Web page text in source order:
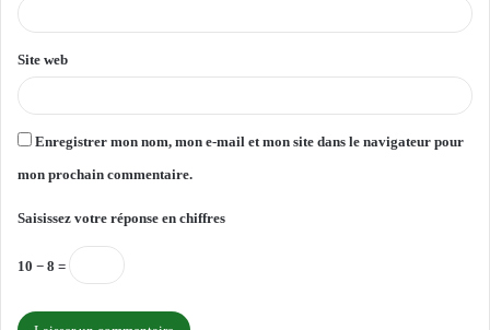
*
Site web
Enregistrer mon nom, mon e-mail et mon site dans le navigateur pour
mon prochain commentaire.
Saisissez votre réponse en chiffres
10 − 8 =